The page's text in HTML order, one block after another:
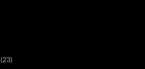
(23)